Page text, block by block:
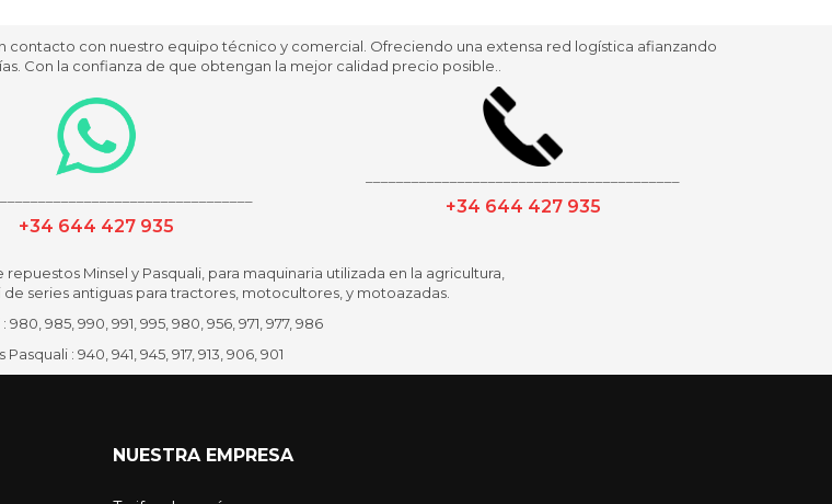
contacto con nuestro equipo técnico y comercial. Ofreciendo una extensa red logística afianzando
Con la confianza de que obtengan la mejor calidad precio posible..
+34 644 427 935
+34 644 427 935
repuestos Minsel y Pasquali, para maquinaria utilizada en la agricultura,
series antiguas para tractores, motocultores, y motoazadas.
985, 990, 991, 995, 980, 956, 971, 977, 986
: 940, 941, 945, 917, 913, 906, 901
NUESTRA EMPRESA